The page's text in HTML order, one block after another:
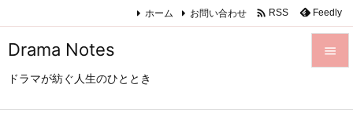
Drama Notes
ドラマが紡ぐ人生のひととき

ホーム お問い合わせ  RSS Feedly